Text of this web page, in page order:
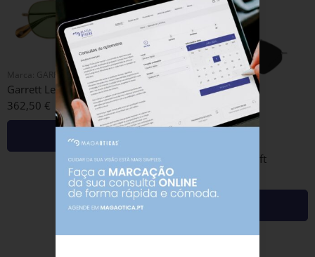
GARRETT LEIGHT
Garrett Leight Van Buren Ii Gold-sap Tortoise/flat Pure Green
362,50 €
Adicionar
Spektre – Rigaut 03cft
159,00